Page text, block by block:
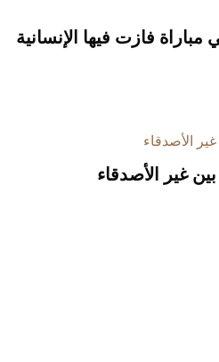
فازت فيها الإنسانية
غير الأصدقاء